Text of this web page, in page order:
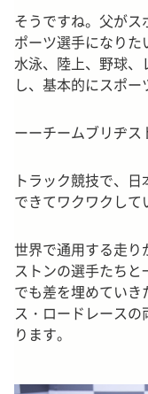
そうですね。父が
ポーツ選手になりた
水泳、陸上、野球
し、基本的にスポー
ーーチームブリヂス
トラック競技で、
できてワクワクして
世界で通用する走
ストンの選手たち
でも差を埋めてい
ス・ロードレース
ります。